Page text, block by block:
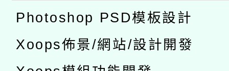
Photoshop PSD模板設計
Xoops佈景/網站/設計開發